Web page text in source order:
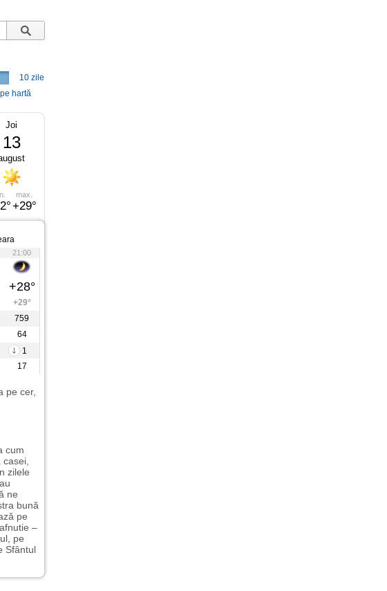
10 zile
hartă
Joi
13
max.
+29°
21:00
+28°
+29°
759
64
1
17
pe cer,
cum
zilele
ne
bună
pe
–
pe
Sfântul